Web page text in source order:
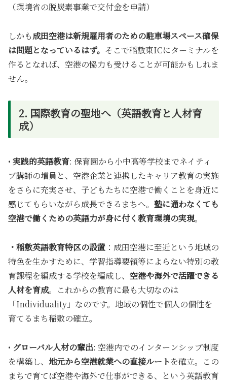
（環境省の脱炭素事業で交付金を申請）
しかも成田空港は新規雇用者のための駐車場スペース確保
は問題となっているはず。 そこで稲敷東ICにターミナルを
作るとなれば、空港の協力も受けることが可能かもしれま
せん。
2. 国際教育の聖地へ（英語教育と人材育
成）
• 実践的英語教育: 保育園から小中高等学校までネイティ
ブ講師の増員と、空港企業と連携したキャリア教育の実施
をさらに充実させ、子どもたちに空港で働くことを身近に
感じてもらいながら成長できるまちへ。 塾に通わなくても
空港で働くための英語力が身に付く教育環境の実現。
・稲敷英語教育特区の設置 ：成田空港に至近という地域の
特色を生かすために、学習指導要領等によらない特別の教
育課程を編成する学校を編成し、 空港や海外で活躍できる
人材を育成。これからの教育に最も大切なのは
「Individuality」なのです。地域の個性で個人の個性を
育てるまち稲敷の確立。
• グローバル人材の輩出: 空港内でのインターンシップ制度
を構築し、 地元から空港就業への直接ルート を確立。この
まちで育てば空港や海外で仕事ができる、という英語教育